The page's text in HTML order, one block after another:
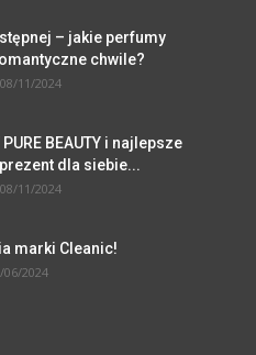
– jakie perfumy
chwile?
08/11/2024
PURE BEAUTY i najlepsze
dla siebie...
08/11/2024
marki Cleanic!
06/2024